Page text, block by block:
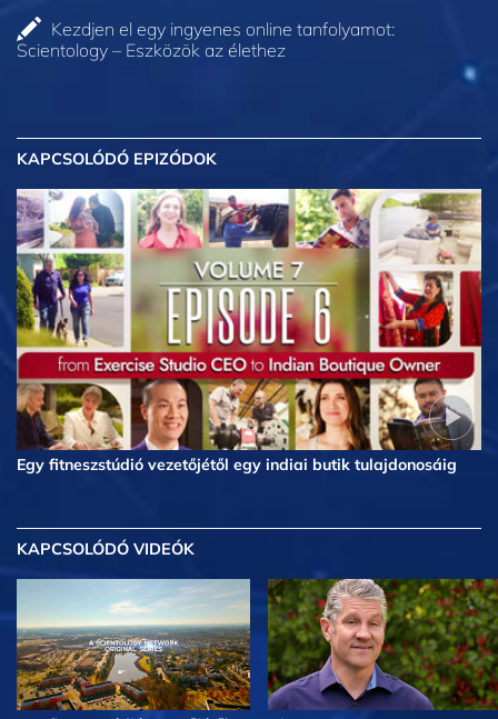
Kezdjen el egy ingyenes online tanfolyamot:
Scientology – Eszközök az élethez
KAPCSOLÓDÓ EPIZÓDOK
Egy fitneszstúdió vezetőjétől egy indiai butik tulajdonosáig
KAPCSOLÓDÓ VIDEÓK